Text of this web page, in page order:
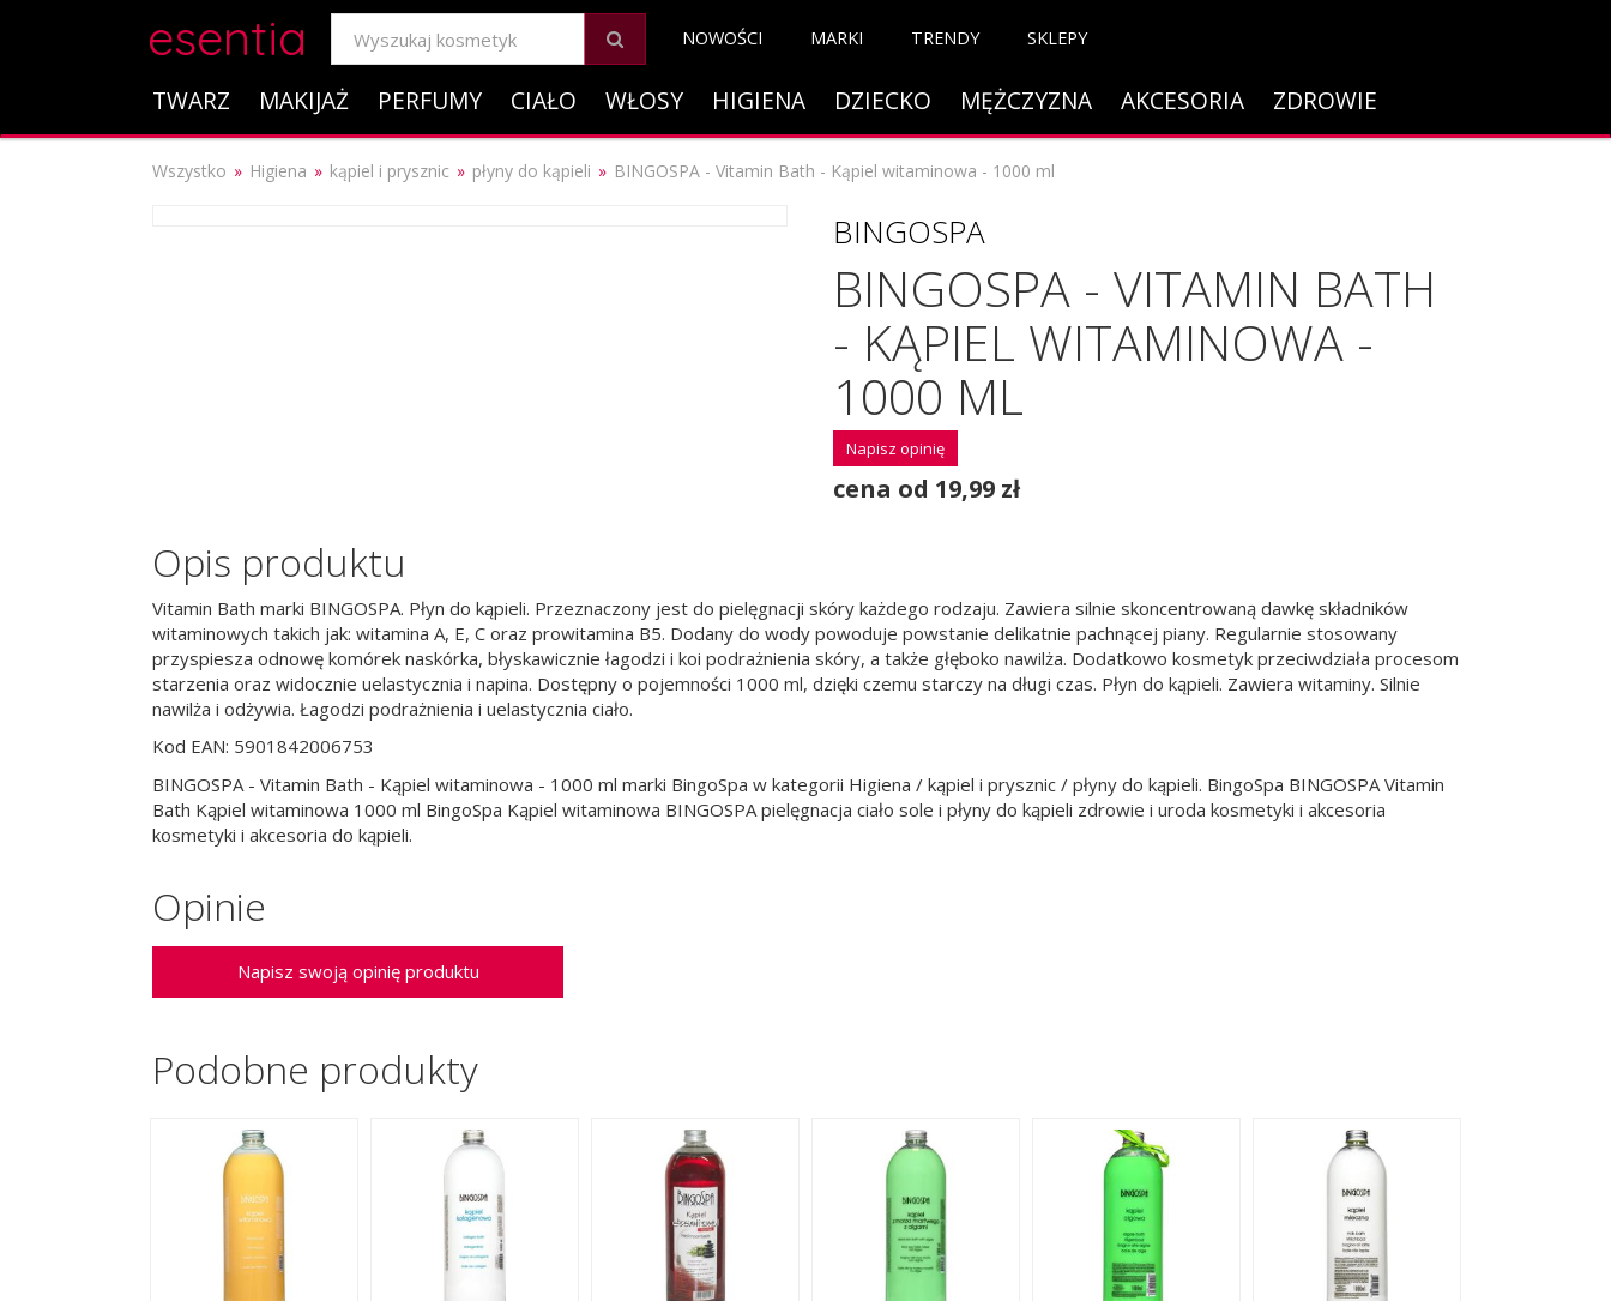
esentia NOWOŚCI MARKI TRENDY SKLEPY
TWARZ MAKIJAŻ PERFUMY CIAŁO WŁOSY HIGIENA DZIECKO MĘŻCZYZNA AKCESORIA ZDROWIE
Wszystko Higiena kąpiel i prysznic płyny do kąpieli BINGOSPA - Vitamin Bath - Kąpiel witaminowa - 1000 ml
BINGOSPA
BINGOSPA - VITAMIN BATH
- KĄPIEL WITAMINOWA -
1000 ML
Napisz opinię
cena od 19,99 zł
Opis produktu
Vitamin Bath marki BINGOSPA. Płyn do kąpieli. Przeznaczony jest do pielęgnacji skóry każdego rodzaju. Zawiera silnie skoncentrowaną dawkę składników
witaminowych takich jak: witamina A, E, C oraz prowitamina B5. Dodany do wody powoduje powstanie delikatnie pachnącej piany. Regularnie stosowany
przyspiesza odnowę komórek naskórka, błyskawicznie łagodzi i koi podrażnienia skóry, a także głęboko nawilża. Dodatkowo kosmetyk przeciwdziała procesom
starzenia oraz widocznie uelastycznia i napina. Dostępny o pojemności 1000 ml, dzięki czemu starczy na długi czas. Płyn do kąpieli. Zawiera witaminy. Silnie
nawilża i odżywia. Łagodzi podrażnienia i uelastycznia ciało.
Kod EAN: 5901842006753
BINGOSPA - Vitamin Bath - Kąpiel witaminowa - 1000 ml marki BingoSpa w kategorii Higiena / kąpiel i prysznic / płyny do kąpieli. BingoSpa BINGOSPA Vitamin
Bath Kąpiel witaminowa 1000 ml BingoSpa Kąpiel witaminowa BINGOSPA pielęgnacja ciało sole i płyny do kąpieli zdrowie i uroda kosmetyki i akcesoria
kosmetyki i akcesoria do kąpieli.
Opinie
Napisz swoją opinię produktu
Podobne produkty